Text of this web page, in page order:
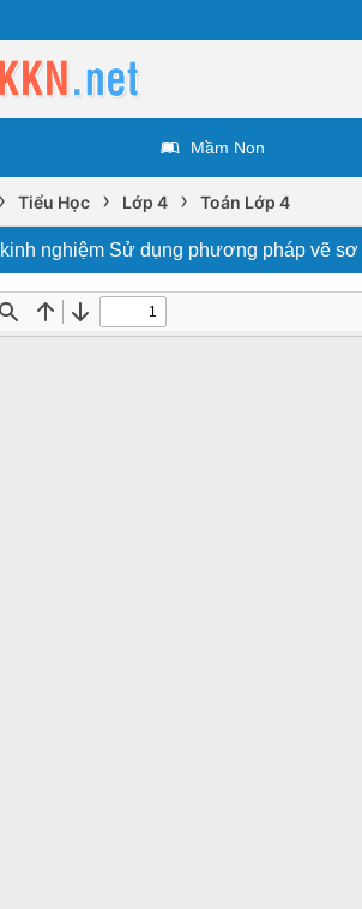
Mầm Non
› Tiểu Học › Lớp 4 › Toán Lớp 4
nghiệm Sử dụng phương pháp vẽ sơ